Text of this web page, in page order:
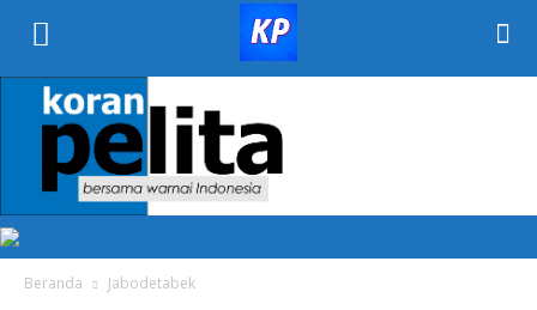
PELITA
Beranda Jabodetabek